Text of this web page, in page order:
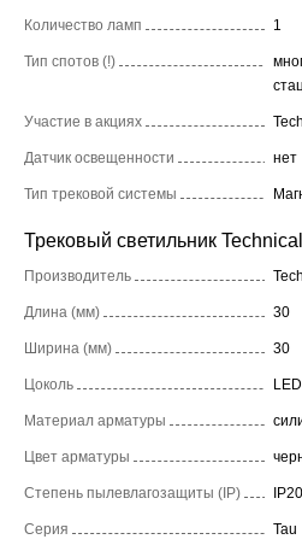
Количество ламп 1
Тип спотов (!)
Участие в акциях
Датчик освещенности нет
Тип трековой системы
Трековый светильник
Производитель
Длина (мм) 30
Ширина (мм) 30
Цоколь LED
Материал арматуры
Цвет арматуры
Степень пылевлагозащиты (IP) IP20
Серия Tau